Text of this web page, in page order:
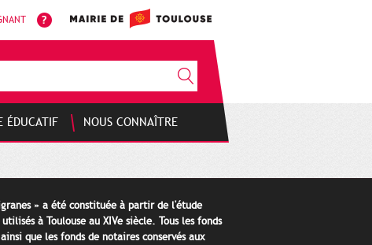
ÉDUCATIF NOUS CONNAÎTRE
» a été constituée à partir de l'étude
à Toulouse au XIVe siècle. Tous les fonds
que les fonds de notaires conservés aux